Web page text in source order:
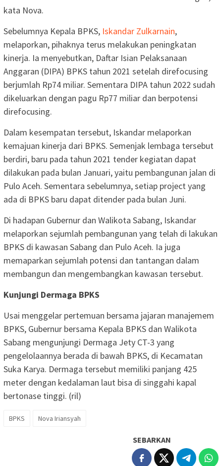
kata Nova.
Sebelumnya Kepala BPKS, Iskandar Zulkarnain,
melaporkan, pihaknya terus melakukan peningkatan
kinerja. Ia menyebutkan, Daftar Isian Pelaksanaan
Anggaran (DIPA) BPKS tahun 2021 setelah direfocusing
berjumlah Rp74 miliar. Sementara DIPA tahun 2022 sudah
dikeluarkan dengan pagu Rp77 miliar dan berpotensi
direfocusing.
Dalam kesempatan tersebut, Iskandar melaporkan
kemajuan kinerja dari BPKS. Semenjak lembaga tersebut
berdiri, baru pada tahun 2021 tender kegiatan dapat
dilakukan pada bulan Januari, yaitu pembangunan jalan di
Pulo Aceh. Sementara sebelumnya, setiap project yang
ada di BPKS baru dapat ditender pada bulan Juni.
Di hadapan Gubernur dan Walikota Sabang, Iskandar
melaporkan sejumlah pembangunan yang telah di lakukan
BPKS di kawasan Sabang dan Pulo Aceh. Ia juga
memaparkan sejumlah potensi dan tantangan dalam
membangun dan mengembangkan kawasan tersebut.
Kunjungi Dermaga BPKS
Usai menggelar pertemuan bersama jajaran manajemem
BPKS, Gubernur bersama Kepala BPKS dan Walikota
Sabang mengunjungi Dermaga Jety CT-3 yang
pengelolaannya berada di bawah BPKS, di Kecamatan
Suka Karya. Dermaga tersebut memiliki panjang 425
meter dengan kedalaman laut bisa di singgahi kapal
bertonase tinggi. (ril)
BPKS Nova Iriansyah
SEBARKAN